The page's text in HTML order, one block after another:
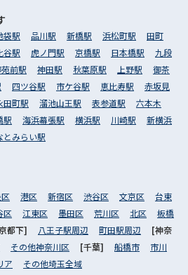
袋駅 品川駅 新橋駅 浜松町駅
田町
谷駅 虎ノ門駅 京橋駅 日本橋駅
九段
前駅 神田駅 秋葉原駅 上野駅
御茶
四ツ谷駅 市ケ谷駅 恵比寿駅
赤坂見
田町駅 溜池山王駅 表参道駅
六本木
駅 海浜幕張駅 横浜駅 川崎駅
新横浜
とみらい駅
港区 新宿区 渋谷区 文京区
台東
区 江東区 墨田区 荒川区 北区
板橋
都下] 八王子駅周辺 町田駅周辺
[神奈
その他神奈川区 [千葉] 船橋市
市川
ア その他埼玉全域